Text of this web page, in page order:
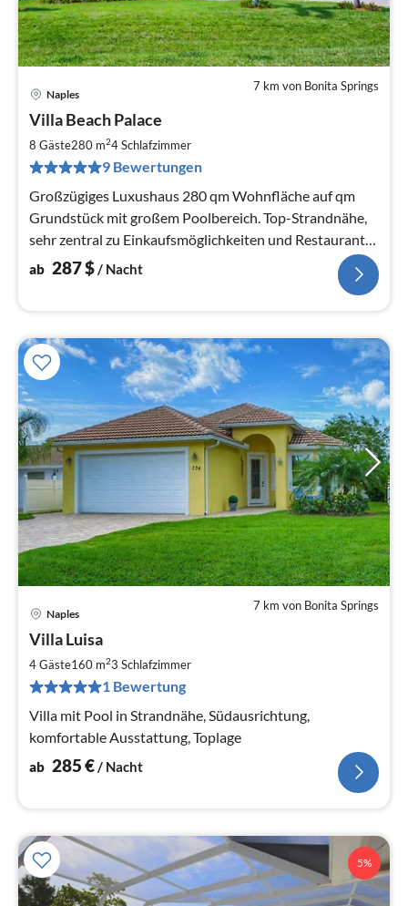
7 km von Bonita Springs
Naples
Villa Beach Palace
8 Gäste280 m24Schlafzimmer
9 Bewertungen
Großzügiges Luxushaus 280 qm Wohnfläche auf qm
Grundstück mit großem Poolbereich. Top-Strandnähe,
sehr zentral zu Einkaufsmöglichkeiten und Restaurants,
jedoch ruhige Lage
ab 287$/ Nacht
7 km von Bonita Springs
Naples
Villa Luisa
4 Gäste160 m23 Schlafzimmer
1 Bewertung
Villa mit Pool in Strandnähe, Südausrichtung,
komfortable Ausstattung, Toplage
ab 285€/ Nacht
5%